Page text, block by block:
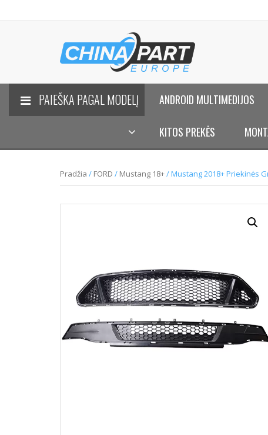
PAIEŠKA PAGAL MODELĮ ANDROID MULTIMEDIJOS
KITOS PREKĖS
Pradžia / FORD / Mustang 18+/ Mustang 2018+ Priekinės